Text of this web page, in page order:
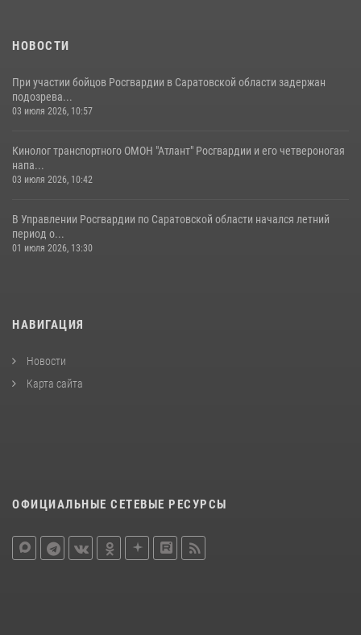
07 августа 2026, 11:35
НОВОСТИ
При участии бойцов Росгвардии в Саратовской области задержан
подозрева...
03 июля 2026, 10:57
Кинолог транспортного ОМОН "Атлант" Росгвардии и его четвероногая
напа...
03 июля 2026, 10:42
В Управлении Росгвардии по Саратовской области начался летний
период о...
01 июля 2026, 13:30
НАВИГАЦИЯ
Новости
Карта сайта
ОФИЦИАЛЬНЫЕ СЕТЕВЫЕ РЕСУРСЫ